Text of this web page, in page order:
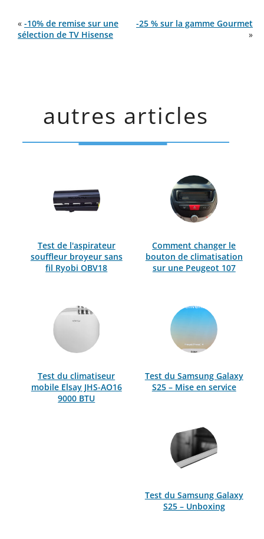
« -10% de remise sur une
sélection de TV Hisense
-25 % sur la gamme Gourmet
»
autres articles
Test de l'aspirateur
souffleur broyeur sans
fil Ryobi OBV18
Comment changer le
bouton de climatisation
sur une Peugeot 107
Test du climatiseur
mobile Elsay JHS-AO16
9000 BTU
Test du Samsung Galaxy
S25 – Mise en service
Test du Samsung Galaxy
S25 – Unboxing